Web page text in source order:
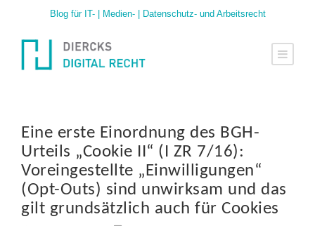
Blog für IT- | Medien- | Datenschutz- und Arbeitsrecht
Eine erste Einordnung des BGH-
Urteils „Cookie II“ (I ZR 7/16):
Voreingestellte „Einwilligungen“
(Opt-Outs) sind unwirksam und das
gilt grundsätzlich auch für Cookies